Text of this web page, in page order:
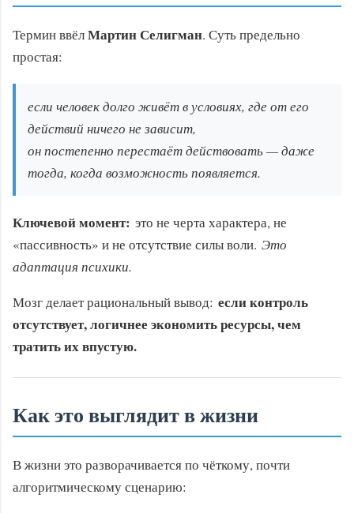
Термин ввёлМартин Селигман. Суть предельно
простая:
если человек долго живёт в условиях, где от его
действий ничего не зависит,
он постепенно перестаёт действовать — даже
тогда, когда возможность появляется.
Ключевой момент: это не черта характера, не
«пассивность» и не отсутствие силы воли. Это
адаптация психики.
Мозг делает рациональный вывод: если контроль
отсутствует, логичнее экономить ресурсы, чем
тратить их впустую.
Как это выглядит в жизни
В жизни это разворачивается по чёткому, почти
алгоритмическому сценарию: